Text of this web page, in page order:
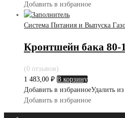
Добавить в избранное
Система Питания и Выпуска
Кронтшейн бака 80-
(0 отзывов)
1 483,00 ₽ В корзину
Добавить в избранноеУдалить
Добавить в избранное